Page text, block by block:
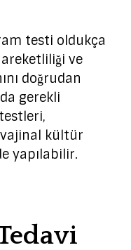
testi oldukça
ve
doğrudan
gerekli
kültür
yapılabilir.